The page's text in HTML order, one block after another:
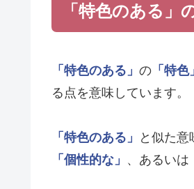
「特色のある」
「特色のある」 の 「特色」
る点を意味しています。
「特色のある」 と似た意
「個性的な」 、あるいは